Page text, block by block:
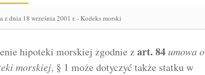
z dnia 18 września 2001 r. - Kodeks morski
hipoteki morskiej zgodnie zart. 84 umowa o
morskiej, § 1 może dotyczyć także statku w